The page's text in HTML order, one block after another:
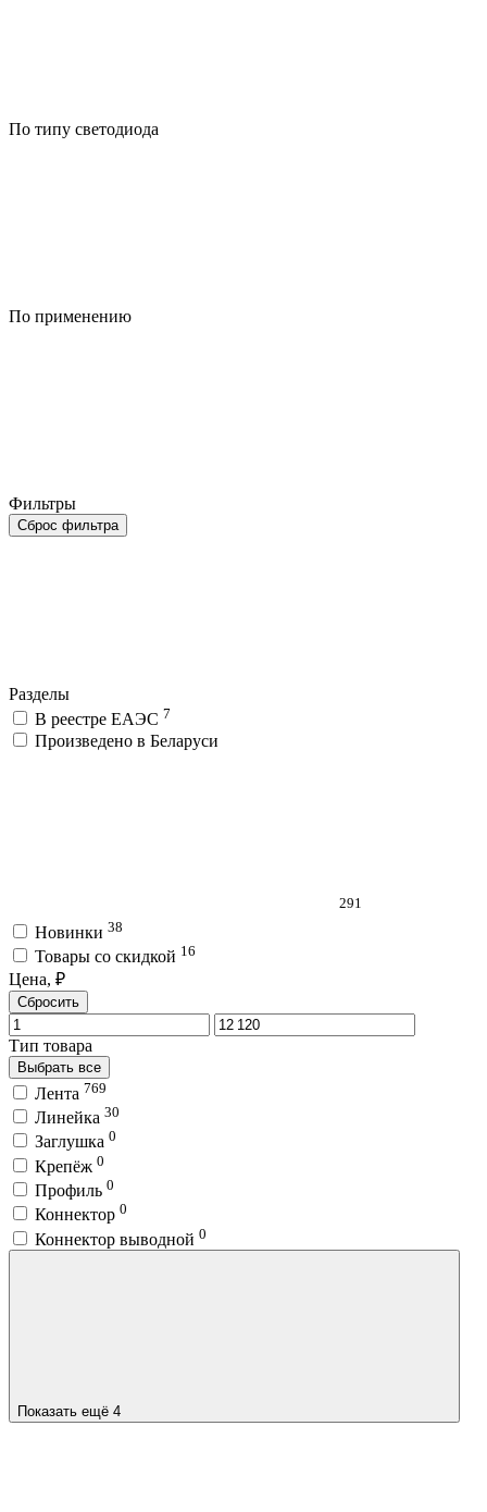
По типу светодиода
По применению
Фильтры
Сброс фильтра
Разделы
В реестре ЕАЭС 7
Произведено в Беларуси
291
Новинки 38
Товары со скидкой 16
Цена, ₽
Сбросить
Тип товара
Выбрать все
Лента 769
Линейка 30
Заглушка 0
Крепёж 0
Профиль 0
Коннектор 0
Коннектор выводной 0
Показать ещё 4